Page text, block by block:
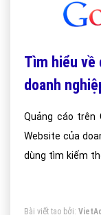
Tìm hiểu về
doanh
Quảng cáo trên
Website của
dùng tìm kiếm
Bài viết tạo bởi: